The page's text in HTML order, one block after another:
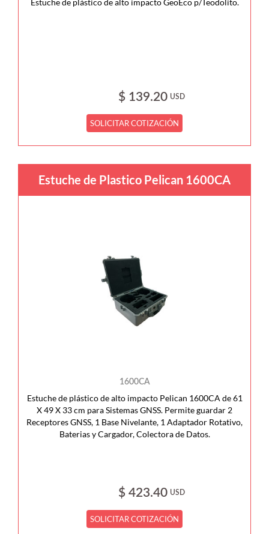
Estuche de plástico de alto impacto GeoEco p/Teodolito.
$ 139.20 USD
SOLICITAR COTIZACIÓN
Estuche de Plastico Pelican 1600CA
1600CA
Estuche de plástico de alto impacto Pelican 1600CA de 61
X 49 X 33 cm para Sistemas GNSS. Permite guardar 2
Receptores GNSS, 1 Base Nivelante, 1 Adaptador Rotativo,
Baterias y Cargador, Colectora de Datos.
$ 423.40 USD
SOLICITAR COTIZACIÓN